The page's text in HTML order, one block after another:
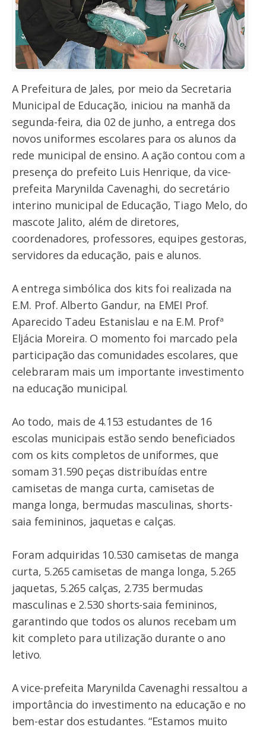
A Prefeitura de Jales, por meio da Secretaria
Municipal de Educação, iniciou na manhã da
segunda-feira, dia 02 de junho, a entrega dos
novos uniformes escolares para os alunos da
rede municipal de ensino. A ação contou com a
presença do prefeito Luis Henrique, da vice-
prefeita Marynilda Cavenaghi, do secretário
interino municipal de Educação, Tiago Melo, do
mascote Jalito, além de diretores,
coordenadores, professores, equipes gestoras,
servidores da educação, pais e alunos.
A entrega simbólica dos kits foi realizada na
E.M. Prof. Alberto Gandur, na EMEI Prof.
Aparecido Tadeu Estanislau e na E.M. Profª
Eljácia Moreira. O momento foi marcado pela
participação das comunidades escolares, que
celebraram mais um importante investimento
na educação municipal.
Ao todo, mais de 4.153 estudantes de 16
escolas municipais estão sendo beneficiados
com os kits completos de uniformes, que
somam 31.590 peças distribuídas entre
camisetas de manga curta, camisetas de
manga longa, bermudas masculinas, shorts-
saia femininos, jaquetas e calças.
Foram adquiridas 10.530 camisetas de manga
curta, 5.265 camisetas de manga longa, 5.265
jaquetas, 5.265 calças, 2.735 bermudas
masculinas e 2.530 shorts-saia femininos,
garantindo que todos os alunos recebam um
kit completo para utilização durante o ano
letivo.
A vice-prefeita Marynilda Cavenaghi ressaltou a
importância do investimento na educação e no
bem-estar dos estudantes. “Estamos muito